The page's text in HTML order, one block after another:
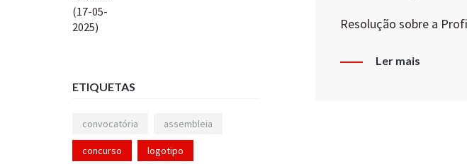
Resolução sobre a
Ler mais
ETIQUETAS
convocatória assembleia
concurso logotipo